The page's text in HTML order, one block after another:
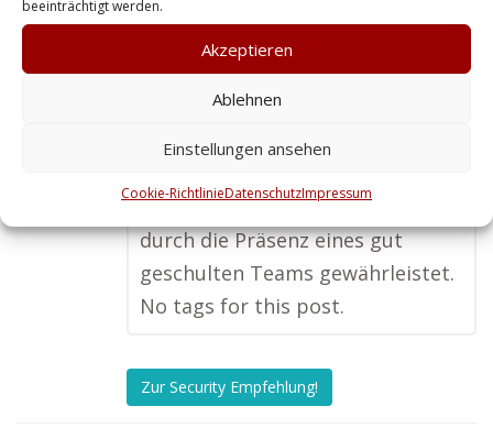
beeinträchtigt werden.
Akzeptieren
Ablehnen
Einstellungen ansehen
Cookie-RichtlinieDatenschutzImpressum
Sicherheitsdienst aus der Region
zu engagieren. Lokale Anbieter
sind flexibel, schnell vor Ort und
kennen oft schon die typischen
Herausforderungen. Für mich
Prävention, und genau das wird
durch die Präsenz eines gut
geschulten Teams gewährleistet.
No tags for this post.
Zur Security Empfehlung!